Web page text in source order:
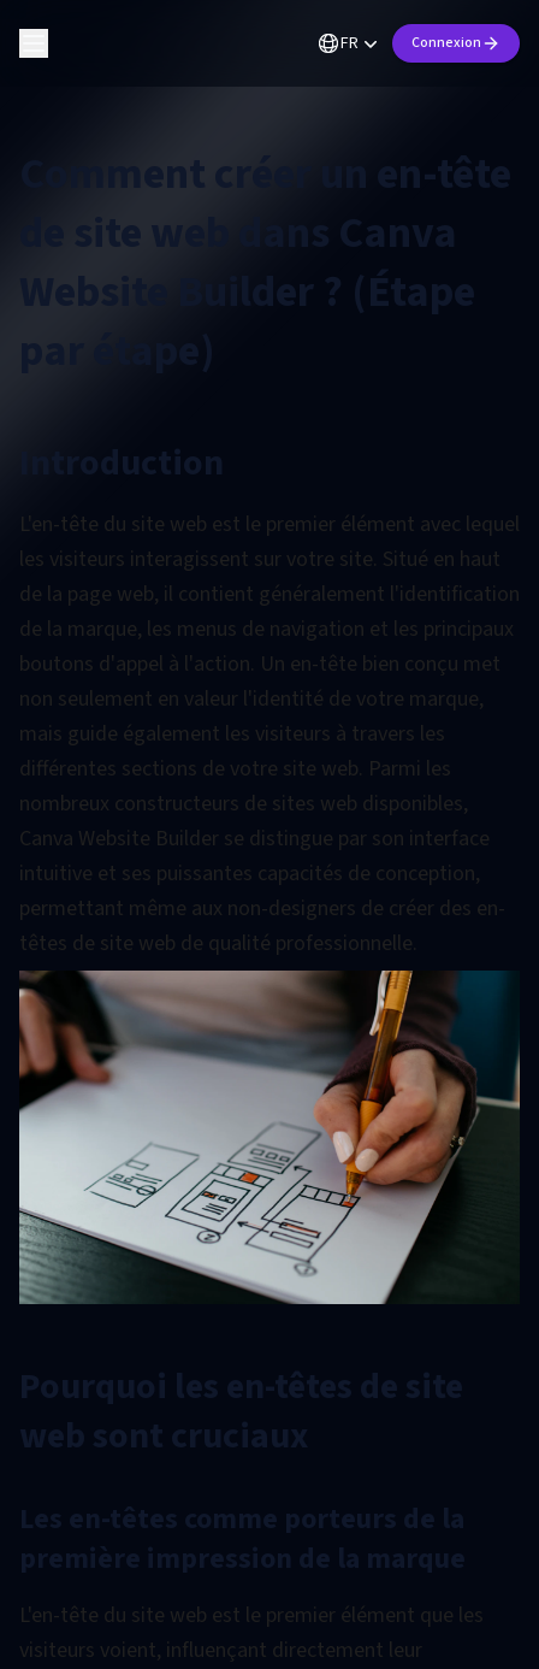
FR Connexion
Comment créer un en-tête
de site web dans Canva
Website Builder ? (Étape
Introduction
L'en-tête du site web est le premier élément avec lequel
les visiteurs interagissent sur votre site. Situé en haut
de la page web, il contient généralement l'identification
de la marque, les menus de navigation et les principaux
boutons d'appel à l'action. Un en-tête bien conçu met
non seulement en valeur l'identité de votre marque,
mais guide également les visiteurs à travers les
différentes sections de votre site web. Parmi les
nombreux constructeurs de sites web disponibles,
Canva Website Builder se distingue par son interface
intuitive et ses puissantes capacités de conception,
permettant même aux non-designers de créer des en-
têtes de site web de qualité professionnelle.
Pourquoi les en-têtes de site
web sont cruciaux
Les en-têtes comme porteurs de la
première impression de la marque
L'en-tête du site web est le premier élément que les
visiteurs voient, influençant directement leur